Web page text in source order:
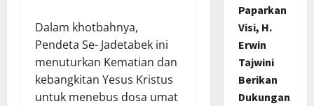
Dalam khotbahnya,
Pendeta Se- Jadetabek ini
menuturkan Kematian dan
kebangkitan Yesus Kristus
untuk menebus dosa umat
Paparkan
Visi, H.
Erwin
Tajwini
Berikan
Dukungan